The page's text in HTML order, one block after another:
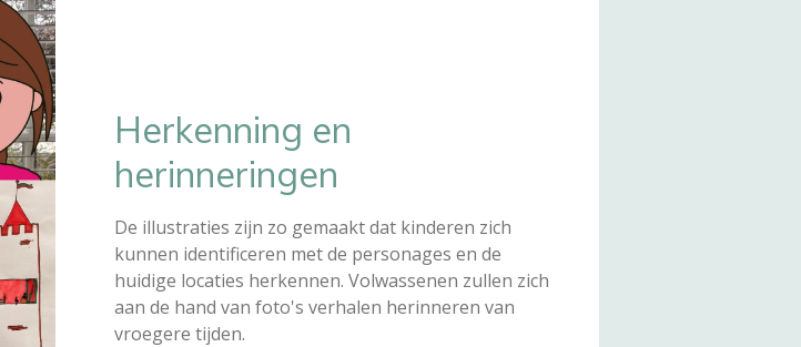
Herkenning en
herinneringen
De illustraties zijn zo gemaakt dat kinderen zich
kunnen identificeren met de personages en de
huidige locaties herkennen. Volwassenen zullen zich
aan de hand van foto's verhalen herinneren van
vroegere tijden.